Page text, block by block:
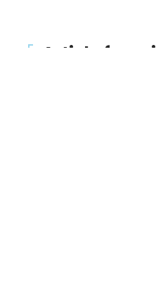
Article favori